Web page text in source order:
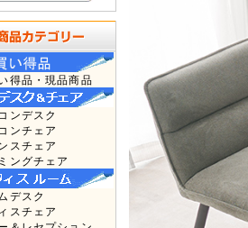
得品・現品商品
ンデスク
ンチェア
スチェア
ングチェア
デスク
スチェア